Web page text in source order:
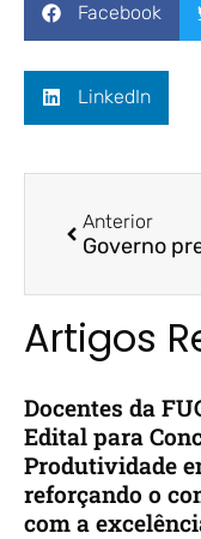
Facebook
LinkedIn
Anterior
Artigos
Docentes da
Edital para
Produtividade
reforçando o
com a